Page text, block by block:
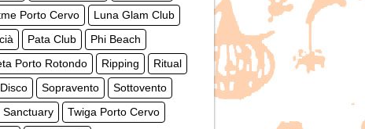
Porto Cervo
Luna Glam Club
Pata Club
Phi Beach
Porto Rotondo
Ripping
Ritual
Sopravento
Sottovento
Sanctuary
Twiga Porto Cervo